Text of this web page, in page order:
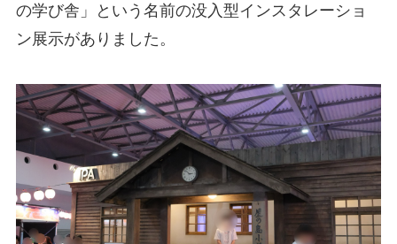
の学び舎」という名前の没入型インスタレーショ
ン展示がありました。